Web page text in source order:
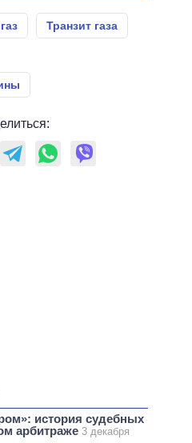
Транзит газа
история судебных
арбитраже 3 декабря